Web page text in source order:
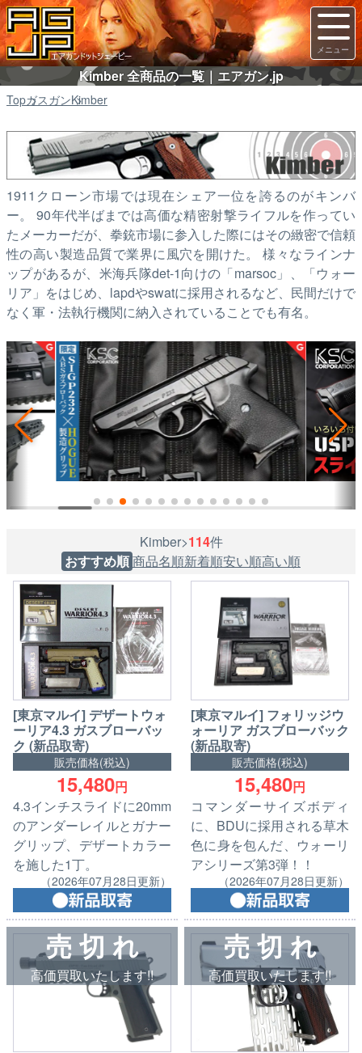
Kimber 全商品の一覧｜エアガン.jp
TopガスガンKimber
1911クローン市場では現在シェア一位を誇るのがキンバ
ー。 90年代半ばまでは高価な精密射撃ライフルを作ってい
たメーカーだが、拳銃市場に参入した際にはその緻密で信頼
性の高い製造品質で業界に風穴を開けた。 様々なラインナ
ップがあるが、米海兵隊det-1向けの「marsoc」、「ウォー
リア」をはじめ、lapdやswatに採用されるなど、民間だけで
なく軍・法執行機関に納入されていることでも有名。
Kimber>114件
おすすめ順商品名順新着順安い順高い順
[東京マルイ] デザートウォ
ーリア4.3 ガスブローバッ
ク (新品取寄)
販売価格(税込)
15,480円
4.3インチスライドに20mm
のアンダーレイルとガナー
グリップ、デザートカラー
を施した1丁。
（2026年07月28日更新）
[東京マルイ] フォリッジウ
ォーリア ガスブローバック
(新品取寄)
販売価格(税込)
15,480円
コマンダーサイズボディ
に、BDUに採用される草木
色に身を包んだ、ウォーリ
アシリーズ第3弾！！
（2026年07月28日更新）
売 切 れ
高価買取いたします!!
売 切 れ
高価買取いたします!!